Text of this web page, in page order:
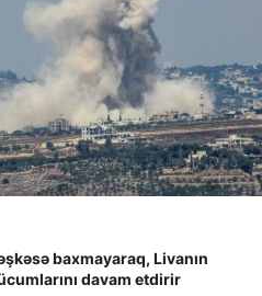
baxmayaraq, Livanın
davam etdirir